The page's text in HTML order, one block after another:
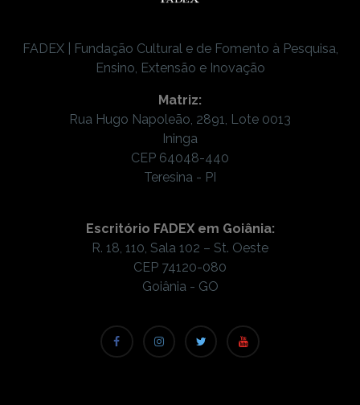
FADEX | Fundação Cultural e de Fomento à Pesquisa,
Ensino, Extensão e Inovação
Matriz:
Rua Hugo Napoleão, 2891, Lote 0013
Ininga
CEP 64048-440
Teresina - PI
Escritório FADEX em Goiânia:
R. 18, 110, Sala 102 – St. Oeste
CEP 74120-080
Goiânia - GO